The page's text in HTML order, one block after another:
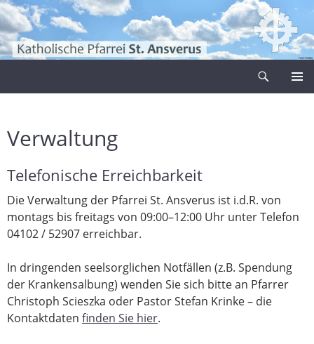
Zum
Inhalt
springen
Verwaltung
Telefonische Erreichbarkeit
Die Verwaltung der Pfarrei St. Ansverus ist i.d.R. von
montags bis freitags von 09:00–12:00 Uhr unter Telefon
04102 / 52907 erreichbar.
In dringenden seelsorglichen Notfällen (z.B. Spendung
der Krankensalbung) wenden Sie sich bitte an Pfarrer
Christoph Scieszka oder Pastor Stefan Krinke – die
Kontaktdaten finden Sie hier.